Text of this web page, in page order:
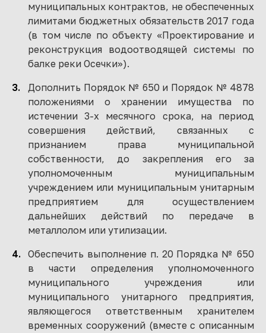
муниципальных контрактов, не обеспеченных
лимитами бюджетных обязательств 2017 года
(в том числе по объекту «Проектирование и
реконструкция водоотводящей системы по
балке реки Осечки»).
Дополнить Порядок № 650 и Порядок № 4878
положениями о хранении имущества по
истечении 3-х месячного срока, на период
совершения действий, связанных с
признанием права муниципальной
собственности, до закрепления его за
уполномоченным муниципальным
учреждением или муниципальным унитарным
предприятием для осуществлением
дальнейших действий по передаче в
металлолом или утилизации.
Обеспечить выполнение п. 20 Порядка № 650
в части определения уполномоченного
муниципального учреждения или
муниципального унитарного предприятия,
являющегося ответственным хранителем
временных сооружений (вместе с описанным